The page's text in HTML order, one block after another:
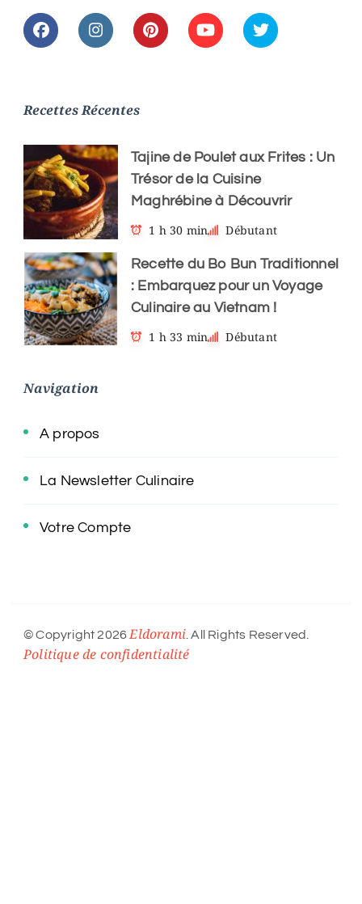
Recettes Récentes
Tajine de Poulet aux Frites : Un
Trésor de la Cuisine
Maghrébine à Découvrir
1 h 30 min
Débutant
Recette du Bo Bun Traditionnel
: Embarquez pour un Voyage
Culinaire au Vietnam !
1 h 33 min
Débutant
Navigation
A propos
La Newsletter Culinaire
Votre Compte
© Copyright 2026 Eldorami . All Rights Reserved.
Politique de confidentialité